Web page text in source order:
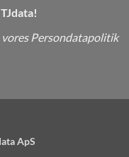
Persondatapolitik
ApS